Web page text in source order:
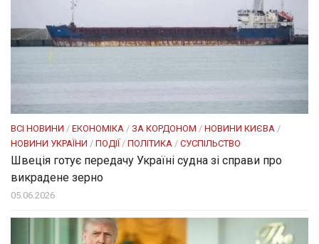
ВСІ НОВИНИ / ЕКОНОМІКА / ЗА КОРДОНОМ / НОВИНИ КИЄВА /
НОВИНИ УКРАЇНИ / ПОДІЇ/ ПОЛІТИКА / СУСПІЛЬСТВО
Швеція готує передачу Україні судна зі справи про
викрадене зерно
05.06.2026